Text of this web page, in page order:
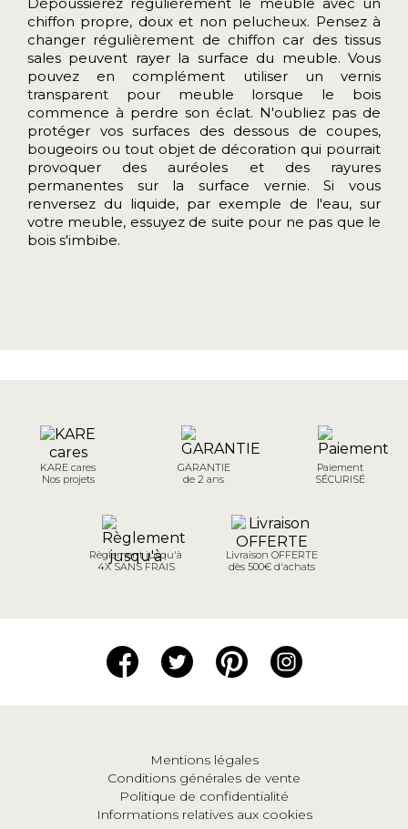
chiffon propre, doux et non pelucheux. Pensez à
changer régulièrement de chiffon car des tissus
sales peuvent rayer la surface du meuble. Vous
pouvez en complément utiliser un vernis
transparent pour meuble lorsque le bois
commence à perdre son éclat. N'oubliez pas de
protéger vos surfaces des dessous de coupes,
bougeoirs ou tout objet de décoration qui pourrait
provoquer des auréoles et des rayures
permanentes sur la surface vernie. Si vous
renversez du liquide, par exemple de l'eau, sur
votre meuble, essuyez de suite pour ne pas que le
bois s'imbibe.
KARE cares
Nos projets
GARANTIE
de 2 ans
Paiement
SÉCURISÉ
Règlement jusqu'à
4X SANS FRAIS
Livraison OFFERTE
dès 500€ d'achats
Mentions légales
Conditions générales de vente
Politique de confidentialité
Informations relatives aux cookies